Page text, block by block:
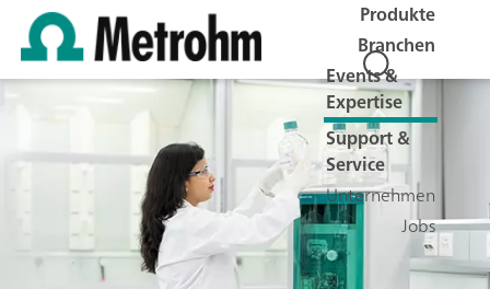
Produkte
Branchen
Events &
Expertise
Support &
Service
Unternehmen
Jobs